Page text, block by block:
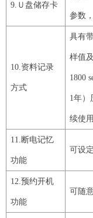
9. Ｕ盘储存卡
参数
10.资料记录
方式
具有
样值
1800
1年）
续使
11.断电记忆
功能
可设
12.预约开机
功能
可随